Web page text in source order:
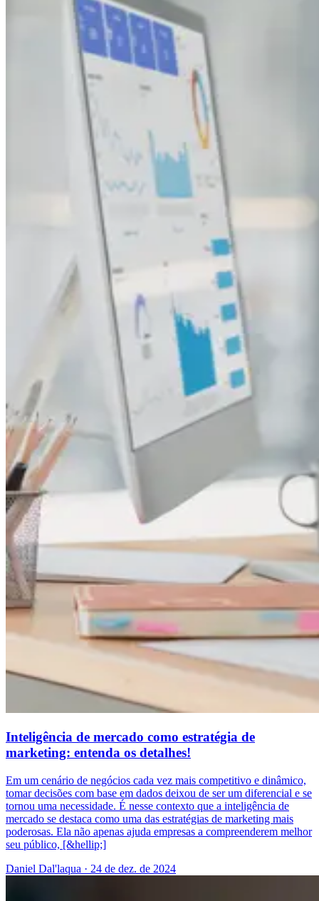
Inteligência de mercado como estratégia de
marketing: entenda os detalhes!
Em um cenário de negócios cada vez mais competitivo e dinâmico,
tomar decisões com base em dados deixou de ser um diferencial e se
tornou uma necessidade. É nesse contexto que a inteligência de
mercado se destaca como uma das estratégias de marketing mais
poderosas. Ela não apenas ajuda empresas a compreenderem melhor
seu público, [&hellip;]
Daniel Dal'laqua · 24 de dez. de 2024